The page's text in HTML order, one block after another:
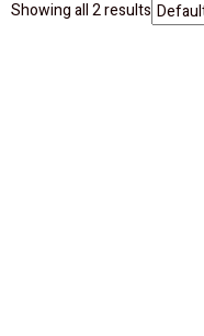
Showing all 2 results